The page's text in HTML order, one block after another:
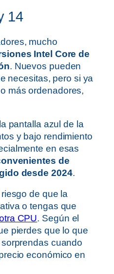
14
mucho
Intel Core de
. Nuevos pueden
necesitas, pero si ya
más ordenadores,
pantalla azul de la
y bajo rendimiento
en esas
de
desde 2024.
de que la
o tengas que
CPU. Según el
pierdes que lo que
cuando
económico en